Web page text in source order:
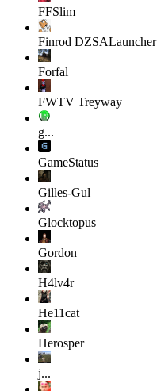
FFSlim
Finrod DZSALauncher
Forfal
FWTV Treyway
g...
GameStatus
Gilles-Gul
Glocktopus
Gordon
H4lv4r
He11cat
Herosper
j...